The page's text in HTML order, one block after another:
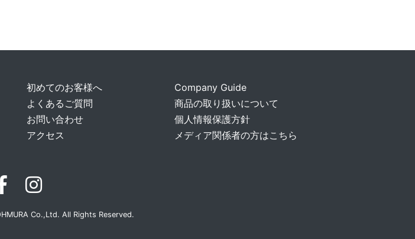
初めてのお客様へ
よくあるご質問
お問い合わせ
アクセス
Company Guide
商品の取り扱いについて
個人情報保護方針
メディア関係者の方はこちら
Co.,Ltd. All Rights Reserved.